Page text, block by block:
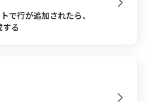
で行が追加されたら、
る